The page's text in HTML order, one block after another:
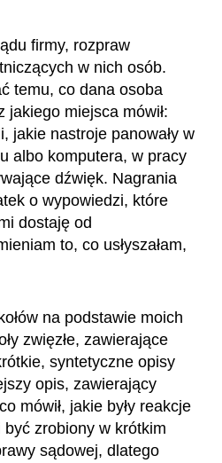
firmy, rozpraw
w nich osób.
temu, co dana osoba
jakiego miejsca mówił:
jakie nastroje panowały w
albo komputera, w pracy
dźwięk. Nagrania
o wypowiedzi, które
dostaję od
to, co usłyszałam,
na podstawie moich
zwięzłe, zawierające
syntetyczne opisy
opis, zawierający
mówił, jakie były reakcje
zrobiony w krótkim
sądowej, dlatego